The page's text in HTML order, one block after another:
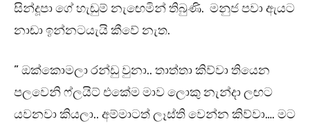
සින්දූපා ගේ හැඬුම් නැඟෙමින් තිබුණි. මනුජ පවා ඇයට
නාඬා ඉන්නටයැයි කීවේ නැත.
” ඔක්කොමලා රන්ඩු වුනා.. තාත්තා කිව්වා තියෙන
පලවෙනි ෆ්ලයිට් එකේම මාව ලොකු නැන්දා ලඟට
යවනවා කියලා.. අම්මාටත් ලෑස්ති වෙන්න කිව්වා…. මට